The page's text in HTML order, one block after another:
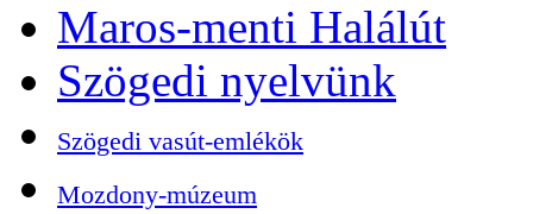
Maros-menti Halálút
Szögedi nyelvünk
Szögedi vasút-emlékök
Mozdony-múzeum